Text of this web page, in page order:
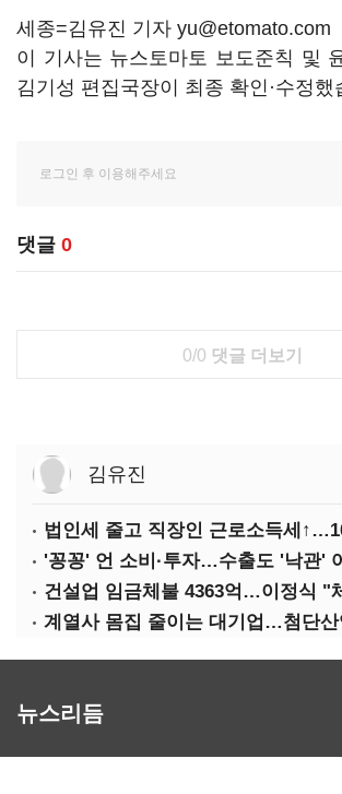
세종=김유진 기자 yu@etomato.com
이 기사는 뉴스토마토 보도준칙 및
김기성 편집국장이 최종 확인·수정했
댓글 0
0/0 댓글 더보기
김유진
'꽁꽁' 언 소비·투자…수출도 '낙관'
뉴스리듬